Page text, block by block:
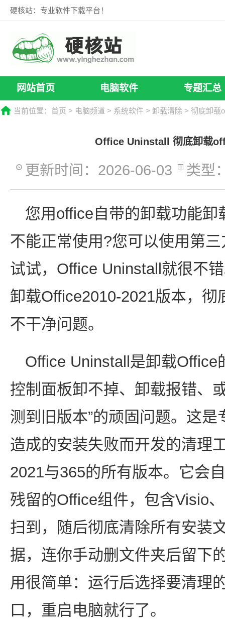
硬核站：专业软件下载平台！
网站首页 电脑软件 专题汇总
当前位置： 首页 > 电脑频道 > 系统软件 > 卸载清除 > 彻底卸载
Office Uninstall 彻底卸载
更新时间：2026-06-03 类型
您用office自带的卸载功能
不能正常使用?您可以使用第
试试，Office Uninstall就很不
卸载Office2010-2021版本，
不干净问题。
Office Uninstall是卸载
控制面板卸不掉、卸载报错、
测到旧版本”的顽固问题。这
造成的安装失败而开发的清理
2021与365的所有版本。它会
残留的Office组件，包含Visio
扫到，随后彻底清除所有安装
据，连你手动删文件夹后留下
用很简单：运行后选择要清理
口，重启电脑就行了。